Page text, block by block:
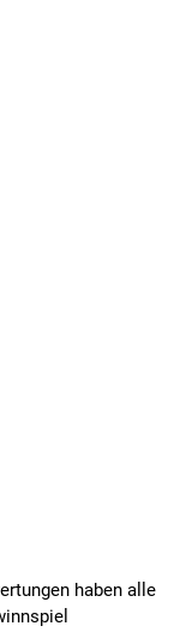
haben alle